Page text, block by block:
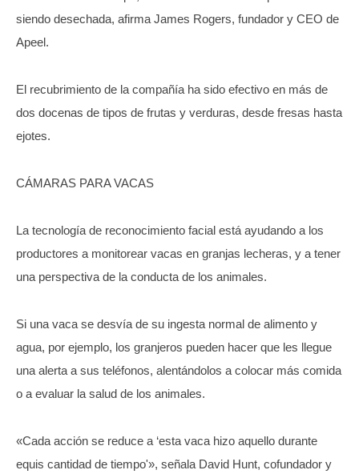
siendo desechada, afirma James Rogers, fundador y CEO de
Apeel.
El recubrimiento de la compañía ha sido efectivo en más de
dos docenas de tipos de frutas y verduras, desde fresas hasta
ejotes.
CÁMARAS PARA VACAS
La tecnología de reconocimiento facial está ayudando a los
productores a monitorear vacas en granjas lecheras, y a tener
una perspectiva de la conducta de los animales.
Si una vaca se desvía de su ingesta normal de alimento y
agua, por ejemplo, los granjeros pueden hacer que les llegue
una alerta a sus teléfonos, alentándolos a colocar más comida
o a evaluar la salud de los animales.
«Cada acción se reduce a ‘esta vaca hizo aquello durante
equis cantidad de tiempo'», señala David Hunt, cofundador y